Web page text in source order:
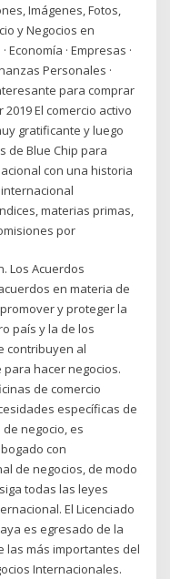
Imágenes, Fotos,
y Negocios en
Economía · Empresas ·
Personales ·
para comprar
El comercio activo
gratificante y luego
de Blue Chip para
con una historia
materias primas,
por
Los Acuerdos
en materia de
y proteger la
país y la de los
contribuyen al
hacer negocios.
de comercio
específicas de
negocio, es
con
de negocios, de modo
todas las leyes
El Licenciado
es egresado de la
las más importantes del
Internacionales.